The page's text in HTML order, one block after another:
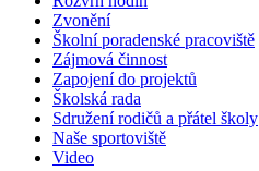
Zvonění
Školní poradenské pracoviště
Zájmová činnost
Zapojení do projektů
Školská rada
Sdružení rodičů a přátel školy
Naše sportoviště
Video